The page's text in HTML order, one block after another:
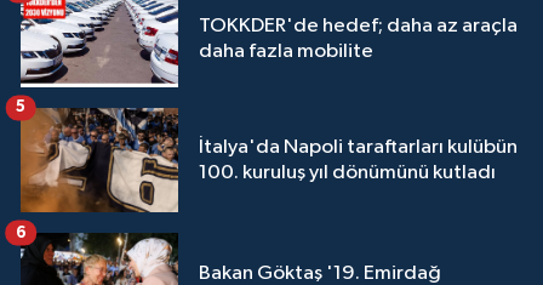
TOKKDER'de hedef; daha az araçla
daha fazla mobilite
İtalya'da Napoli taraftarları kulübün
100. kuruluş yıl dönümünü kutladı
5
Bakan Göktaş '19. Emirdağ
6